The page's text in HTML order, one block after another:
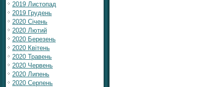
2019 Листопад
2019 Грудень
2020 Січень
2020 Лютий
2020 Березень
2020 Квітень
2020 Травень
2020 Червень
2020 Липень
2020 Серпень